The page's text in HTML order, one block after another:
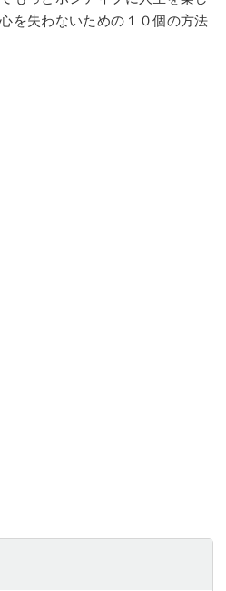
を失わないための１０個の方法